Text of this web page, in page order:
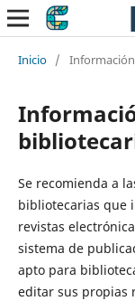
Inicio /
Se recomienda a
bibliotecarias que
revistas
sistema de
apto para
editar sus propias